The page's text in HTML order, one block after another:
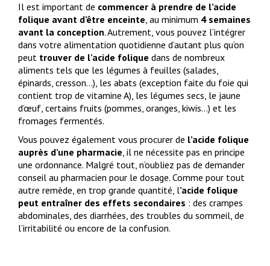
Il est important de commencer à prendre de l’acide
folique avant d’être enceinte, au minimum 4 semaines
avant la conception. Autrement, vous pouvez l’intégrer
dans votre alimentation quotidienne d’autant plus qu’on
peut trouver de l’acide folique dans de nombreux
aliments tels que les légumes à feuilles (salades,
épinards, cresson…), les abats (exception faite du foie qui
contient trop de vitamine A), les légumes secs, le jaune
d’œuf, certains fruits (pommes, oranges, kiwis…) et les
fromages fermentés.
Vous pouvez également vous procurer de l’acide folique
auprès d’une pharmacie, il ne nécessite pas en principe
une ordonnance. Malgré tout, n’oubliez pas de demander
conseil au pharmacien pour le dosage. Comme pour tout
autre remède, en trop grande quantité, l’acide folique
peut entraîner des effets secondaires : des crampes
abdominales, des diarrhées, des troubles du sommeil, de
l’irritabilité ou encore de la confusion.